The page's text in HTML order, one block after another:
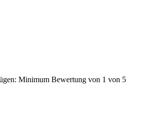
Minimum Bewertung von 1 von 5